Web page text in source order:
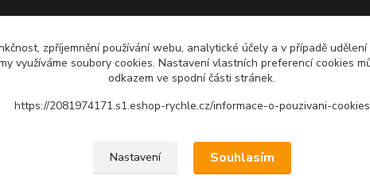
Upravit sběr cookies.
zpříjemnění používání webu, analytické účely a v případě
využíváme soubory cookies. Nastavení vlastních preferencí cookies
odkazem ve spodní části stránek.
https://2081974171.s1.eshop-rychle.cz/informace-o-pouzivani-cookies
Nastavení Souhlasím